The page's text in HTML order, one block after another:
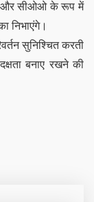
और सीओओ के रूप में
निभाएंगे।
सुनिश्चित करती
बनाए रखने की